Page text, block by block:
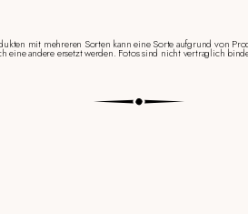
mit mehreren Sorten kann eine Sorte aufgrund von
eine andere ersetzt werden. Fotos sind nicht vertraglich